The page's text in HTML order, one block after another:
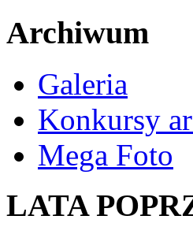
Archiwum
Galeria
Konkursy
Mega Foto
LATA